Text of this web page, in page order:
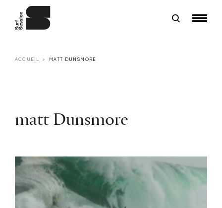
ACCUEIL MATT DUNSMORE
matt Dunsmore